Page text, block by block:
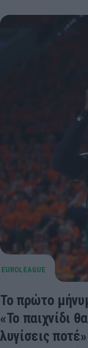
Το πρώτο
«Το παιχνίδι
λυγίσεις ποτέ»